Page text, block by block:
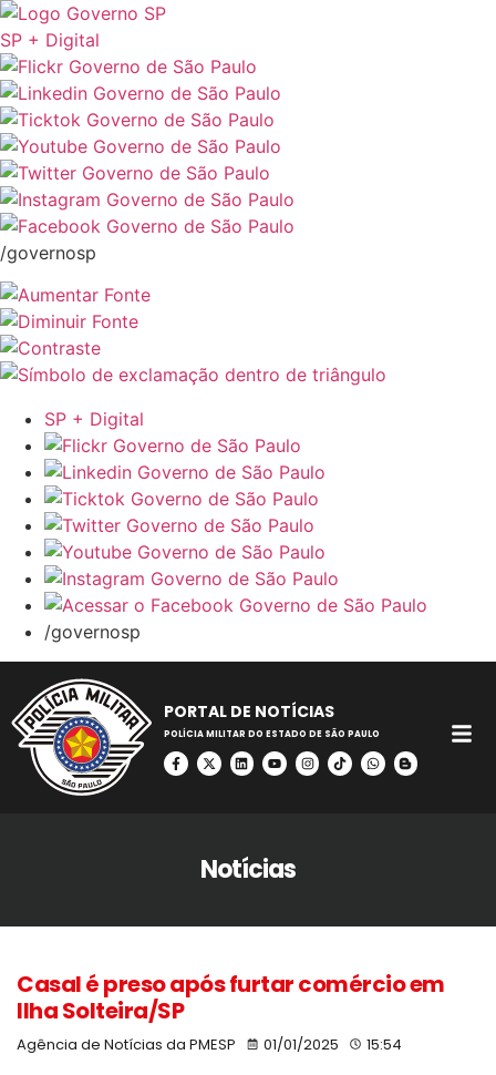
SP + Digital
/governosp
SP + Digital
/governosp
PORTAL DE NOTÍCIAS
POLÍCIA MILITAR DO ESTADO DE SÃO PAULO
Notícias
Casal é preso após furtar comércio em
Ilha Solteira/SP
Agência de Notícias da PMESP 01/01/2025 15:54